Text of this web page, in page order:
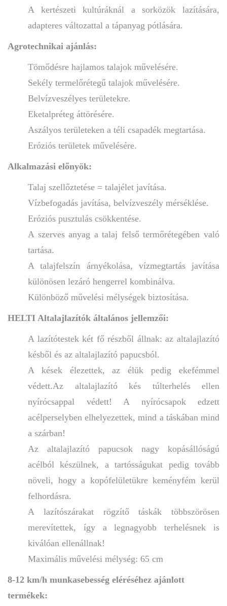
A kertészeti kultúráknál a sorközök lazítására,
adapteres változattal a tápanyag pótlására.
Agrotechnikai ajánlás:
Tömődésre hajlamos talajok művelésére.
Sekély termelőrétegű talajok művelésére.
Belvízveszélyes területekre.
Eketalpréteg áttörésére.
Aszályos területeken a téli csapadék megtartása.
Eróziós területek művelésére.
Alkalmazási előnyök:
Talaj szellőztetése = talajélet javítása.
Vízbefogadás javítása, belvízveszély mérséklése.
Eróziós pusztulás csökkentése.
A szerves anyag a talaj felső termőrétegében való
tartása.
A talajfelszín árnyékolása, vízmegtartás javítása
különösen lezáró hengerrel kombinálva.
Különböző művelési mélységek biztosítása.
HELTI Altalajlazítók általános jellemzői:
A lazítótestek két fő részből állnak: az altalajlazító
késből és az altalajlazító papucsból.
A kések élezettek, az élük pedig ekefémmel
védett.Az altalajlazító kés túlterhelés ellen
nyírócsappal védett! A nyírócsapok edzett
acélperselyben elhelyezettek, mind a táskában mind
a szárban!
Az altalajlazító papucsok nagy kopásállóságú
acélból készülnek, a tartósságukat pedig tovább
növeli, hogy a kopófelületükre keményfém kerül
felhordásra.
A lazítószárakat rögzítő táskák többszörösen
merevítettek, így a legnagyobb terhelésnek is
kiválóan ellenállnak!
Maximális művelési mélység: 65 cm
8-12 km/h munkasebesség eléréséhez ajánlott
termékek: